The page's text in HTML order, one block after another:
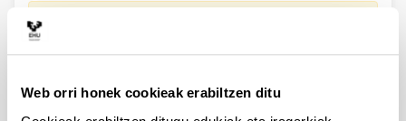
Web orri honek cookieak erabiltzen ditu
Izapide irekia